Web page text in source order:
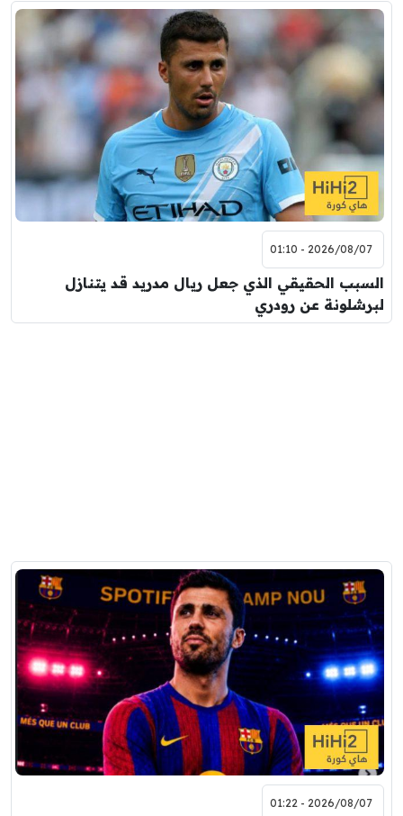
2026/08/07 - 01:10
السبب الحقيقي الذي جعل ريال مدريد قد يتنازل
لبرشلونة عن رودري
2026/08/07 - 01:22